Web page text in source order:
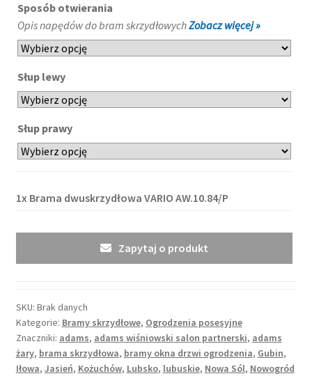
Sposób otwierania
Opis napędów do bram skrzydłowychZobacz więcej »
Słup lewy
Słup prawy
1x Brama dwuskrzydłowa VARIO AW.10.84/P
Zapytaj o produkt
SKU: Brak danych
Kategorie: Bramy skrzydłowe, Ogrodzenia posesyjne
Znaczniki: adams, adams wiśniowski salon partnerski, adams
żary, brama skrzydłowa, bramy okna drzwi ogrodzenia, Gubin,
Iłowa, Jasień, Kożuchów, Lubsko, lubuskie, Nowa Sól, Nowogród